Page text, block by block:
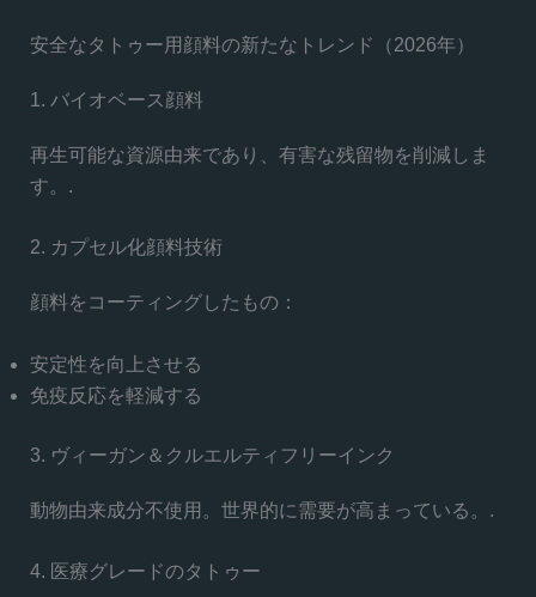
安全なタトゥー用顔料の新たなトレンド（2026年）
1. バイオベース顔料
再生可能な資源由来であり、有害な残留物を削減しま
す。.
2. カプセル化顔料技術
顔料をコーティングしたもの：
安定性を向上させる
免疫反応を軽減する
3. ヴィーガン＆クルエルティフリーインク
動物由来成分不使用。世界的に需要が高まっている。.
4. 医療グレードのタトゥー